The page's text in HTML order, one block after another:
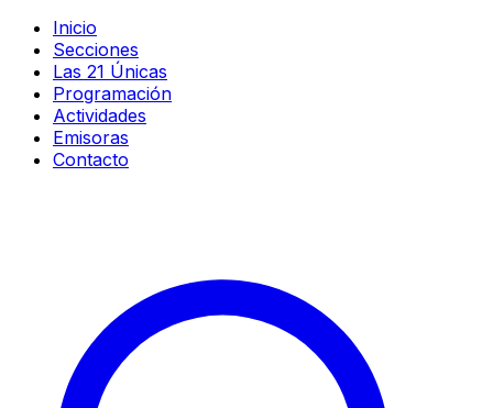
Inicio
Secciones
Las 21 Únicas
Programación
Actividades
Emisoras
Contacto